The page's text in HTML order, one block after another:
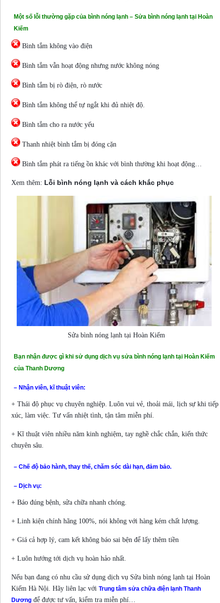
Một số lỗi thường gặp của bình nóng lạnh – Sửa bình nóng lạnh tại Hoàn
Kiếm
Bình tắm không vào điện
Bình tắm vẫn hoạt động nhưng nước không nóng
Bình tắm bị rò điện, rò nước
Bình tắm không thể tự ngắt khi đủ nhiệt độ.
Bình tắm cho ra nước yếu
Thanh nhiệt bình tắm bị đóng cặn
Bình tắm phát ra tiếng ồn khác với bình thường khi hoạt động…
Xem thêm: Lỗi bình nóng lạnh và cách khắc phục
Sửa bình nóng lạnh tại Hoàn Kiếm
Bạn nhận được gì khi sử dụng dịch vụ sửa bình nóng lạnh tại Hoàn Kiếm
của Thanh Dương
– Nhận viên, kĩ thuật viên:
+ Thái độ phục vụ chuyên nghiệp. Luôn vui vẻ, thoải mái, lịch sự khi tiếp
xúc, làm việc. Tư vấn nhiệt tình, tận tâm miễn phí.
+ Kĩ thuật viên nhiều năm kinh nghiệm, tay nghề chắc chắn, kiến thức
chuyên sâu.
– Chế độ bảo hành, thay thế, chăm sóc dài hạn, đảm bảo.
– Dịch vụ:
+ Báo đúng bệnh, sửa chữa nhanh chóng.
+ Linh kiện chính hãng 100%, nói không với hàng kém chất lượng.
+ Giá cả hợp lý, cam kết không báo sai bện để lấy thêm tiền
+ Luôn hướng tới dịch vụ hoàn hảo nhất.
Nếu bạn đang có nhu cầu sử dụng dịch vụ Sửa bình nóng lạnh tại Hoàn
Kiếm Hà Nội. Hãy liên lạc với Trung tâm sửa chữa điện lạnh Thanh
Dương để được tư vấn, kiểm tra miễn phí…